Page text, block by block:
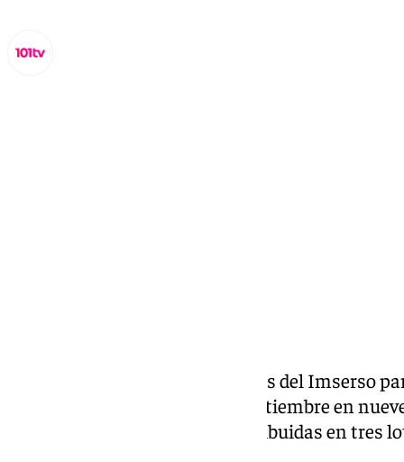
La comercialización de los viajes del Imserso
comenzará este lunes 23 de septiembre en
un total de 886.269 plazas distribuidas en tres